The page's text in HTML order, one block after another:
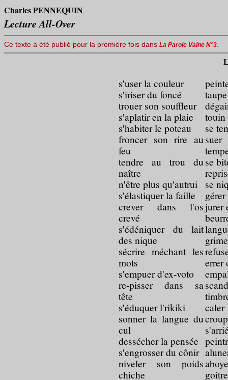
Charles PENNEQUIN
Lecture All-Over
Ce texte a été publié pour la première fois dans La Parole Vaine N°3
s'user la couleur
s'iriser du foncé
trouer son souffleur
s'aplatir en la plaie
s'habiter le poteau
froncer son rire au
feu
tendre au trou du
naître
n'être plus qu'autrui
s'élastiquer la faille
crever dans l'os
crevé
s'édéniquer du lait
des nique
sécrire méchant les
mots
s'empuer d'ex-voto
re-pisser dans sa
tête
s'éduquer l'rikiki
sonner la langue du
cul
dessécher la pensée
s'engrosser du cônir
niveler son poids
chiche
touin
se
se
se
jurer
errer